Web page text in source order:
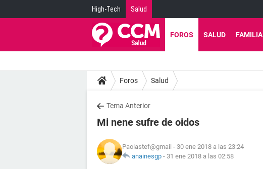
High-Tech Salud
FOROS SALUD FAMILIA
Foros Salud
Tema Anterior
Mi nene sufre de oidos
Paolastef@gmail - 30 ene 2018 a las 23:24
anainesgp - 31 ene 2018 a las 02:58